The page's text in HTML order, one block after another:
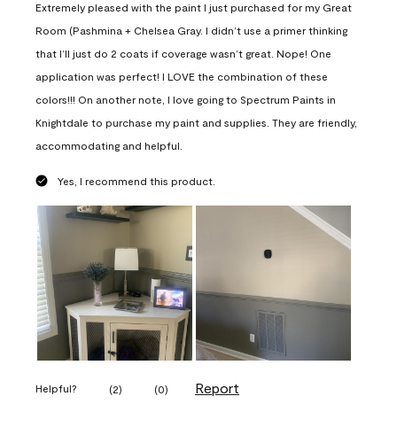
Extremely pleased with the paint I just purchased for my Great
Room (Pashmina + Chelsea Gray. I didn’t use a primer thinking
that I’ll just do 2 coats if coverage wasn’t great. Nope! One
application was perfect! I LOVE the combination of these
colors!!! On another note, I love going to Spectrum Paints in
Knightdale to purchase my paint and supplies. They are friendly,
accommodating and helpful.
Yes, I recommend this product.
Helpful? (2) (0) Report